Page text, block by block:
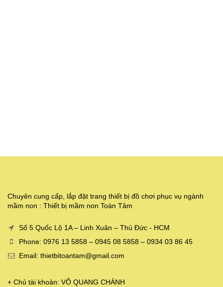
Chuyên cung cấp, lắp đặt trang thiết bị đồ chơi phục vụ ngành
mầm non : Thiết bị mầm non Toàn Tâm
Số 5 Quốc Lộ 1A – Linh Xuân – Thủ Đức - HCM
Phone: 0976 13 5858 – 0945 08 5858 – 0934 03 86 45
Email: thietbitoantam@gmail.com
+ Chủ tài khoản: VÕ QUANG CHÁNH